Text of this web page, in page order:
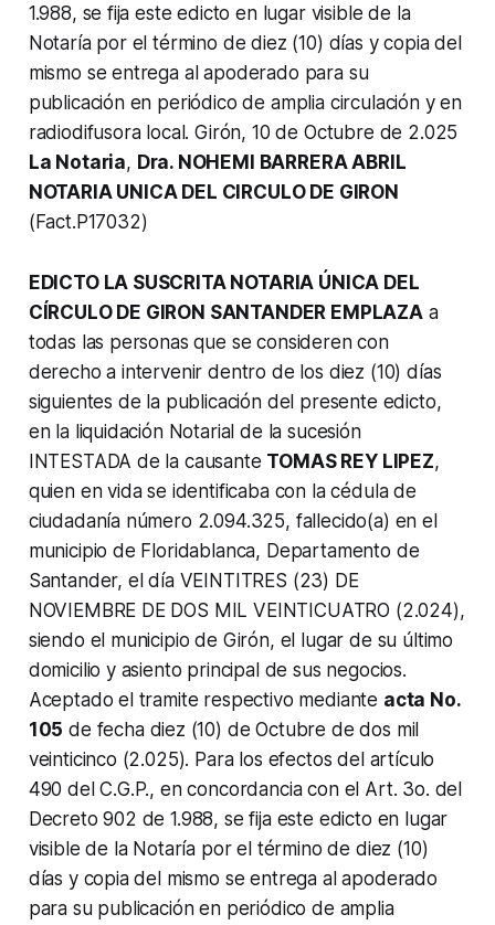
1.988, se fija este edicto en lugar visible de la
Notaría por el término de diez (10) días y copia del
mismo se entrega al apoderado para su
publicación en periódico de amplia circulación y en
radiodifusora local. Girón, 10 de Octubre de 2.025
La Notaria, Dra. NOHEMI BARRERA ABRIL
NOTARIA UNICA DEL CIRCULO DE GIRON
(Fact.P17032)
EDICTO LA SUSCRITA NOTARIA ÚNICA DEL
CÍRCULO DE GIRON SANTANDER EMPLAZAa
todas las personas que se consideren con
derecho a intervenir dentro de los diez (10) días
siguientes de la publicación del presente edicto,
en la liquidación Notarial de la sucesión
INTESTADA de la causante TOMAS REY LIPEZ,
quien en vida se identificaba con la cédula de
ciudadanía número 2.094.325, fallecido(a) en el
municipio de Floridablanca, Departamento de
Santander, el día VEINTITRES (23) DE
NOVIEMBRE DE DOS MIL VEINTICUATRO (2.024),
siendo el municipio de Girón, el lugar de su último
domicilio y asiento principal de sus negocios.
Aceptado el tramite respectivo mediante acta No.
105 de fecha diez (10) de Octubre de dos mil
veinticinco (2.025). Para los efectos del artículo
490 del C.G.P., en concordancia con el Art. 3o. del
Decreto 902 de 1.988, se fija este edicto en lugar
visible de la Notaría por el término de diez (10)
días y copia del mismo se entrega al apoderado
para su publicación en periódico de amplia